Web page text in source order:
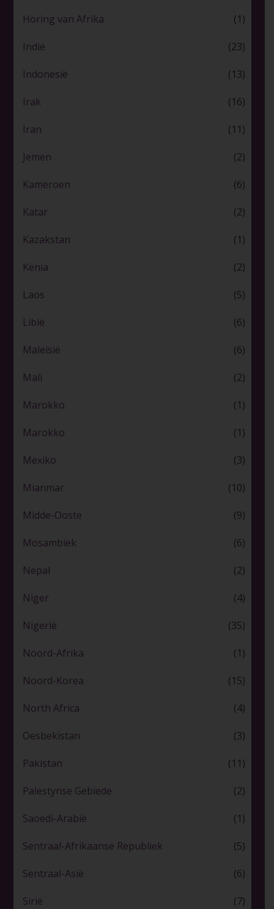
Horing van Afrika (1)
Indië (23)
Indonesië (13)
Irak (16)
Iran (11)
Jemen (2)
Kameroen (6)
Katar (2)
Kazakstan (1)
Kenia (2)
Laos (5)
Libië (6)
Maleisië (6)
Mali (2)
Marokko (1)
Marokko (1)
Mexiko (3)
Mianmar (10)
Midde-Ooste (9)
Mosambiek (6)
Nepal (2)
Niger (4)
Nigerië (35)
Noord-Afrika (1)
Noord-Korea (15)
North Africa (4)
Oesbekistan (3)
Pakistan (11)
Palestynse Gebiede (2)
Saoedi-Arabië (1)
Sentraal-Afrikaanse Republiek (5)
Sentraal-Asië (6)
Sirië (7)